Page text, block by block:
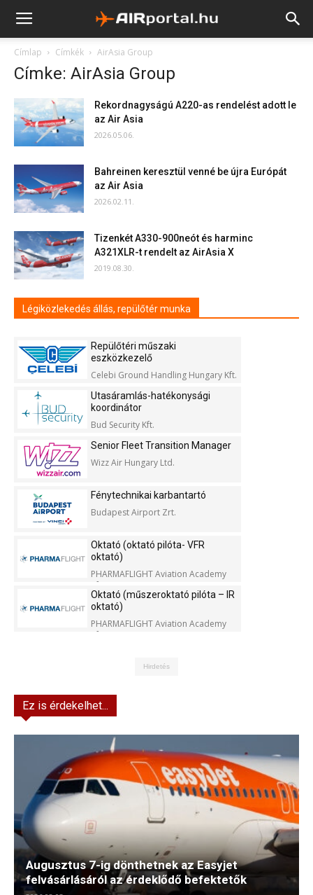
Címlap Címkék AirAsia Group
Címke: AirAsia Group
Rekordnagyságú A220-as rendelést adott le
az Air Asia
2026.05.06.
Bahreinen keresztül venné be újra Európát
az Air Asia
2026.02.11.
Tizenkét A330-900neót és harminc
A321XLR-t rendelt az AirAsia X
2019.08.30.
Légiközlekedés állás, repülőtér munka
Repülőtéri műszaki
eszközkezelő
Celebi Ground Handling Hungary Kft.
Utasáramlás-hatékonysági
koordinátor
Bud Security Kft.
Senior Fleet Transition Manager
Wizz Air Hungary Ltd.
Fénytechnikai karbantartó
Budapest Airport Zrt.
Oktató (oktató pilóta- VFR
oktató)
PHARMAFLIGHT Aviation Academy
Kft.
Oktató (műszeroktató pilóta – IR
oktató)
PHARMAFLIGHT Aviation Academy
Kft.
Hirdetés
Ez is érdekelhet...
Augusztus 7-ig dönthetnek az Easyjet
felvásárlásáról az érdeklődő befektetők